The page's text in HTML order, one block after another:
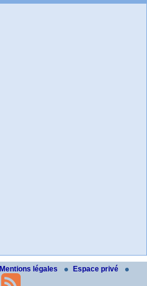
Mentions légales Espace privé